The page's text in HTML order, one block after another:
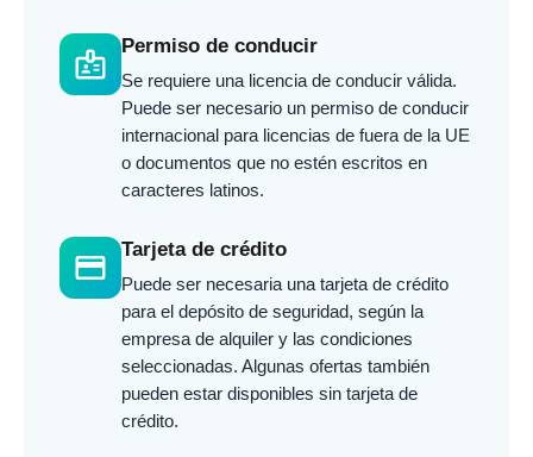
badge
Permiso de conducir
Se requiere una licencia de conducir válida.
Puede ser necesario un permiso de conducir
internacional para licencias de fuera de la UE
o documentos que no estén escritos en
caracteres latinos.
credit_card
Tarjeta de crédito
Puede ser necesaria una tarjeta de crédito
para el depósito de seguridad, según la
empresa de alquiler y las condiciones
seleccionadas. Algunas ofertas también
pueden estar disponibles sin tarjeta de
crédito.